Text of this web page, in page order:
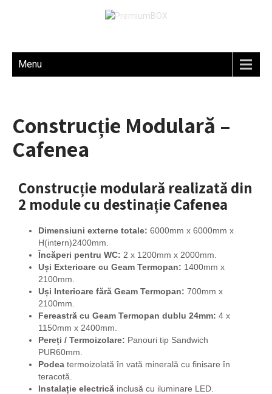
Menu
Construcție Modulară –
Cafenea
Construcție modulară realizată din
2 module cu destinație Cafenea
Dimensiuni externe totale: 6000mm x 6000mm x
H(intern)2400mm.
Încăperi pentru WC: 2 x 1200mm x 2000mm.
Uși Exterioare cu Geam Termopan: 1400mm x
2100mm.
Uși Interioare fără Geam Termopan: 700mm x
2100mm.
Fereastră cu Geam Termopan dublu 24mm: 4 x
1150mm x 2400mm.
Pereți / Termoizolare: Panouri tip Sandwich
PUR60mm.
Podeatermoizolată în vată minerală cu finisare în
teracotă.
Instalație electricăinclusă cu iluminare LED.